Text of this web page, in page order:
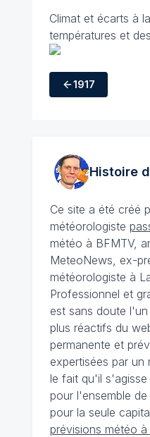
Climat et écarts à
températures et
1917
Histoire
Ce site a été créé
météorologiste
météo à BFMTV,
MeteoNews, ex-
météorologiste à
Professionnel et
est sans doute
plus réactifs du
permanente et
expertisées par un
le fait qu'il
pour l'ensemble
pour la seule
prévisions météo à